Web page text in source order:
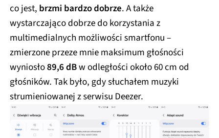
co jest, brzmi bardzo dobrze. A także
wystarczająco dobrze do korzystania z
multimedialnych możliwości smartfonu –
zmierzone przeze mnie maksimum głośności
wyniosło89,6 dBw odległości około 60 cm od
głośników. Tak było, gdy słuchałem muzyki
strumieniowanej z serwisu Deezer.